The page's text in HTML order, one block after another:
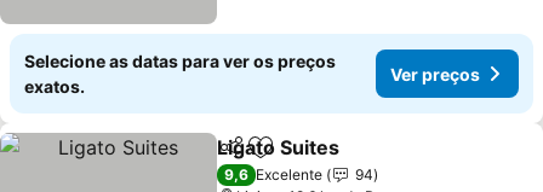
Selecione as datas para ver os preços
exatos.
Ver preços
PartilharAdicionar aos favoritos
Ligato Suites
9,6 Excelente
94